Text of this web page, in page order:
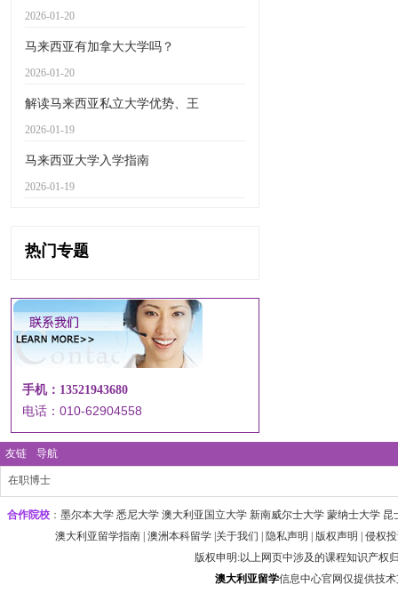
2026-01-20
马来西亚有加拿大大学吗？
2026-01-20
解读马来西亚私立大学优势、王
2026-01-19
马来西亚大学入学指南
2026-01-19
热门专题
手机：13521943680
电话：010-62904558
友链 导航
在职博士
合作院校 ： 墨尔本大学‌ 悉尼大学 澳大利亚国立大学 ‌新南威尔士大学 ‌蒙纳士大学 昆
澳大利亚留学指南 澳洲本科留学 关于我们 隐私声明 版权声明
侵权
版权申明:以上网页中涉及的课程知识产权
澳大利亚留学信息中心官网仅提供技术